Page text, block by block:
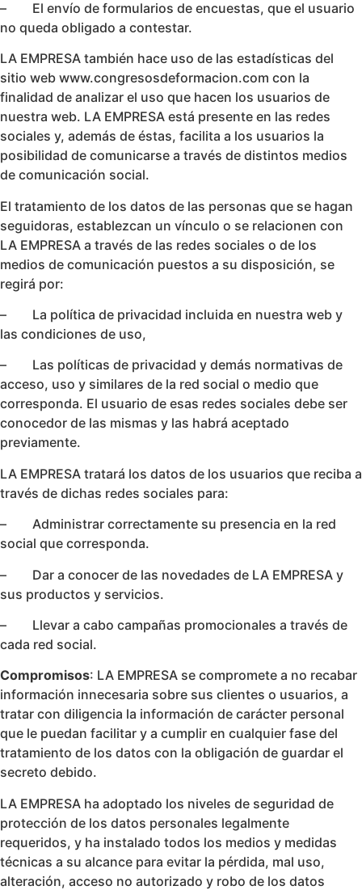
– El envío de formularios de encuestas, que el usuario
no queda obligado a contestar.
LA EMPRESA también hace uso de las estadísticas del
sitio web www.congresosdeformacion.com con la
finalidad de analizar el uso que hacen los usuarios de
nuestra web. LA EMPRESA está presente en las redes
sociales y, además de éstas, facilita a los usuarios la
posibilidad de comunicarse a través de distintos medios
de comunicación social.
El tratamiento de los datos de las personas que se hagan
seguidoras, establezcan un vínculo o se relacionen con
LA EMPRESA a través de las redes sociales o de los
medios de comunicación puestos a su disposición, se
regirá por:
– La política de privacidad incluida en nuestra web y
las condiciones de uso,
– Las políticas de privacidad y demás normativas de
acceso, uso y similares de la red social o medio que
corresponda. El usuario de esas redes sociales debe ser
conocedor de las mismas y las habrá aceptado
previamente.
LA EMPRESA tratará los datos de los usuarios que reciba a
través de dichas redes sociales para:
– Administrar correctamente su presencia en la red
social que corresponda.
– Dar a conocer de las novedades de LA EMPRESA y
sus productos y servicios.
– Llevar a cabo campañas promocionales a través de
cada red social.
Compromisos: LA EMPRESA se compromete a no recabar
información innecesaria sobre sus clientes o usuarios, a
tratar con diligencia la información de carácter personal
que le puedan facilitar y a cumplir en cualquier fase del
tratamiento de los datos con la obligación de guardar el
secreto debido.
LA EMPRESA ha adoptado los niveles de seguridad de
protección de los datos personales legalmente
requeridos, y ha instalado todos los medios y medidas
técnicas a su alcance para evitar la pérdida, mal uso,
alteración, acceso no autorizado y robo de los datos